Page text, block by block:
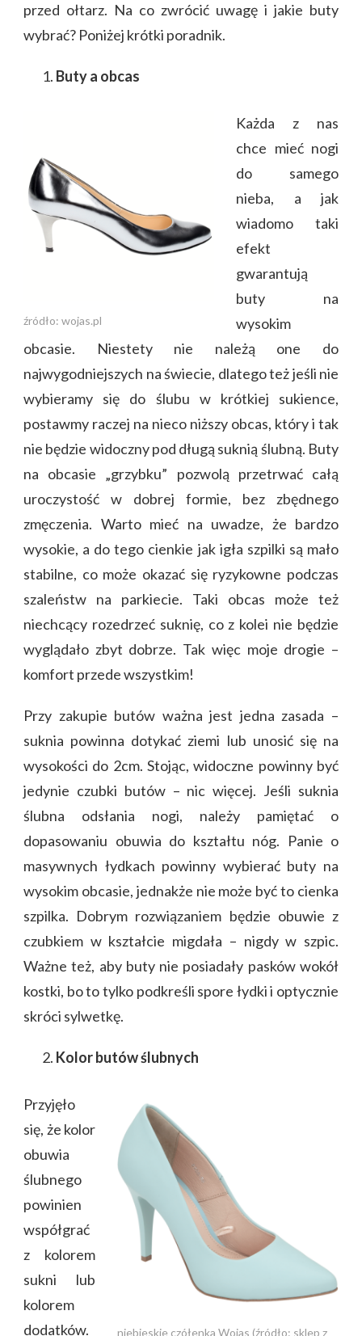
przed ołtarz. Na co zwrócić uwagę i jakie buty
wybrać? Poniżej krótki poradnik.
Buty a obcas
źródło: wojas.pl
Każda z nas
chce mieć nogi
do samego
nieba, a jak
wiadomo taki
efekt
gwarantują
buty na
wysokim
obcasie. Niestety nie należą one do
najwygodniejszych na świecie, dlatego też jeśli nie
wybieramy się do ślubu w krótkiej sukience,
postawmy raczej na nieco niższy obcas, który i tak
nie będzie widoczny pod długą suknią ślubną. Buty
na obcasie „grzybku” pozwolą przetrwać całą
uroczystość w dobrej formie, bez zbędnego
zmęczenia. Warto mieć na uwadze, że bardzo
wysokie, a do tego cienkie jak igła szpilki są mało
stabilne, co może okazać się ryzykowne podczas
szaleństw na parkiecie. Taki obcas może też
niechcący rozedrzeć suknię, co z kolei nie będzie
wyglądało zbyt dobrze. Tak więc moje drogie –
komfort przede wszystkim!
Przy zakupie butów ważna jest jedna zasada –
suknia powinna dotykać ziemi lub unosić się na
wysokości do 2cm. Stojąc, widoczne powinny być
jedynie czubki butów – nic więcej. Jeśli suknia
ślubna odsłania nogi, należy pamiętać o
dopasowaniu obuwia do kształtu nóg. Panie o
masywnych łydkach powinny wybierać buty na
wysokim obcasie, jednakże nie może być to cienka
szpilka. Dobrym rozwiązaniem będzie obuwie z
czubkiem w kształcie migdała – nigdy w szpic.
Ważne też, aby buty nie posiadały pasków wokół
kostki, bo to tylko podkreśli spore łydki i optycznie
skróci sylwetkę.
Kolor butów ślubnych
niebieskie czółenka Wojas (źródło: sklep z
Przyjęło
się, że kolor
obuwia
ślubnego
powinien
współgrać
z kolorem
sukni lub
kolorem
dodatków.